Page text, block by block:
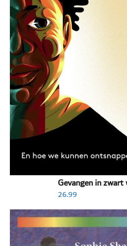
Gevangen in
26.99